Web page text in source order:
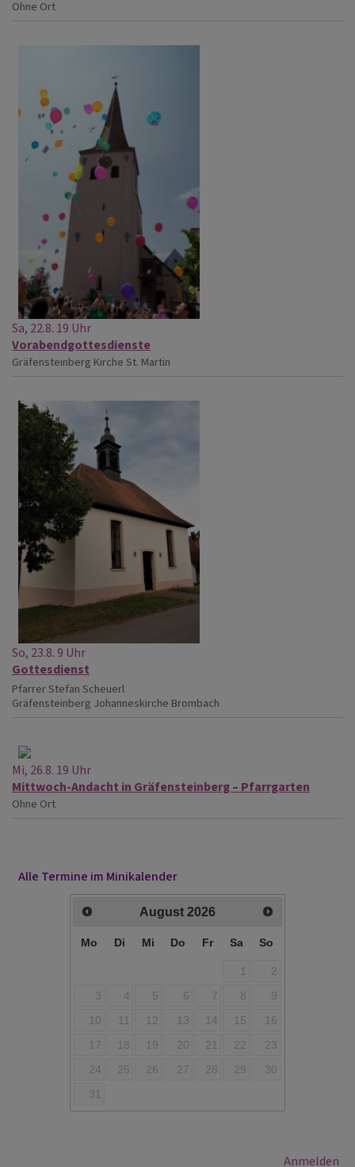
Ohne Ort
Sa, 22.8. 19 Uhr
Vorabendgottesdienste
Gräfensteinberg Kirche St. Martin
So, 23.8. 9 Uhr
Gottesdienst
Pfarrer Stefan Scheuerl
Gräfensteinberg Johanneskirche Brombach
Mi, 26.8. 19 Uhr
Mittwoch-Andacht in Gräfensteinberg – Pfarrgarten
Ohne Ort
Alle Termine im Minikalender
August 2026
Mo Di Mi Do Fr Sa So
1
2
3
4 5 6 7 8
9
10
11 12 13 14 15
16
17
18 19 20 21 22
23
24
25 26 27 28 29
30
31
Anmelden